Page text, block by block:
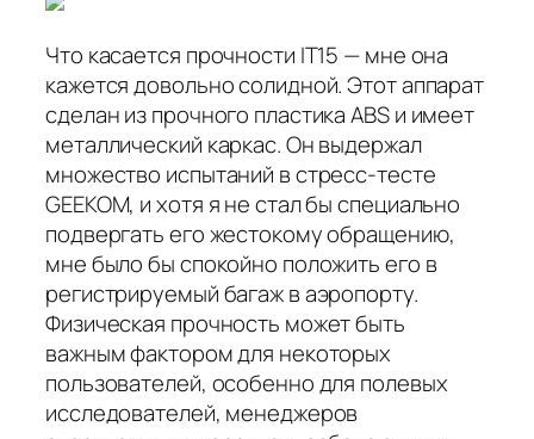
Что касается прочности IT15 — мне она
кажется довольно солидной. Этот аппарат
сделан из прочного пластика ABS и имеет
металлический каркас. Он выдержал
множество испытаний в стресс-тесте
GEEKOM, и хотя я не стал бы специально
подвергать его жестокому обращению,
мне было бы спокойно положить его в
регистрируемый багаж в аэропорту.
Физическая прочность может быть
важным фактором для некоторых
пользователей, особенно для полевых
исследователей, менеджеров